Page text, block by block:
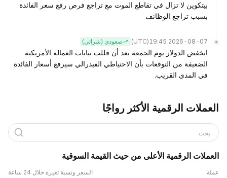
بيتكوين لا تزال في تقاطع الموت مع تراجع فرص رفع سعر الفائدة
بسبب تراجع الوظائف
2026-08-07 19:45
(UTC) صعودي (شرائي)
انخفض الدولار يوم الجمعة بعد أن قللت بيانات العمالة الأمريكية
الضعيفة من التوقعات بأن الاحتياطي الفيدرالي سيرفع أسعار الفائدة
في المدى القريب.
العملات الرقمية الأكثر رواجًا
بحث
العملات الرقمية الأعلى من حيث القيمة السوقية
عملة السعر ونسبة تغيره خلال 24 ساعة